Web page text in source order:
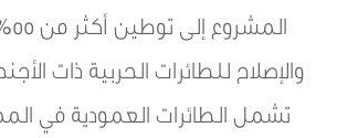
والإصلاح للطائرات الحربية ذات
تشمل الطائرات العمودية في